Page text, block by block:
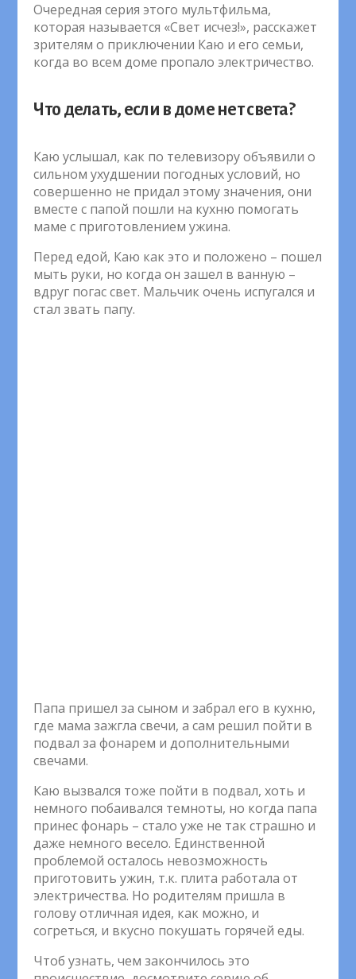
Очередная серия этого мультфильма,
которая называется «Свет исчез!», расскажет
зрителям о приключении Каю и его семьи,
когда во всем доме пропало электричество.
Что делать, если в доме нет света?
Каю услышал, как по телевизору объявили о
сильном ухудшении погодных условий, но
совершенно не придал этому значения, они
вместе с папой пошли на кухню помогать
маме с приготовлением ужина.
Перед едой, Каю как это и положено – пошел
мыть руки, но когда он зашел в ванную –
вдруг погас свет. Мальчик очень испугался и
стал звать папу.
Папа пришел за сыном и забрал его в кухню,
где мама зажгла свечи, а сам решил пойти в
подвал за фонарем и дополнительными
свечами.
Каю вызвался тоже пойти в подвал, хоть и
немного побаивался темноты, но когда папа
принес фонарь – стало уже не так страшно и
даже немного весело. Единственной
проблемой осталось невозможность
приготовить ужин, т.к. плита работала от
электричества. Но родителям пришла в
голову отличная идея, как можно, и
согреться, и вкусно покушать горячей еды.
Чтоб узнать, чем закончилось это